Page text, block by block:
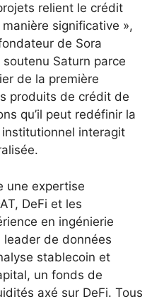
relient le crédit
significative »,
de Sora
Saturn parce
de la première
produits de crédit de
qu’il peut redéfinir la
interagit
une expertise
DeFi et les
en ingénierie
leader de données
stablecoin et
un fonds de
axé sur DeFi. Tous